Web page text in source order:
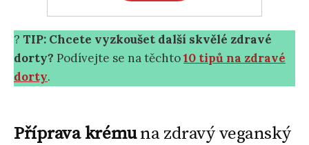
? TIP: Chcete vyzkoušet další skvělé zdravé
dorty? Podívejte se na těchto10 tipů na zdravé
dorty.
Příprava krémuna zdravý veganský